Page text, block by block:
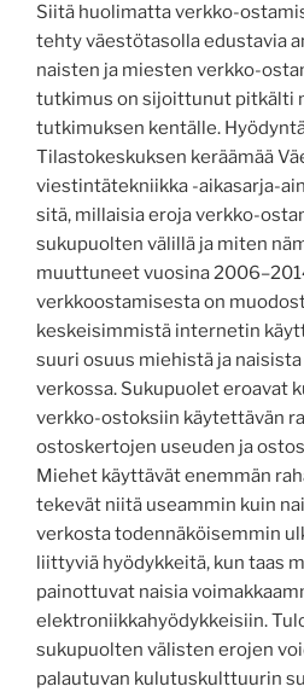
Siitä huolimatta verkko-
tehty väestötasolla edustavia
naisten ja miesten verkko-
tutkimus on sijoittunut pitkälti
tutkimuksen kentälle.
Tilastokeskuksen keräämää
viestintätekniikka -aikasarja-
sitä, millaisia eroja verkko-
sukupuolten välillä ja miten
muuttuneet vuosina
verkkoostamisesta on
keskeisimmistä internetin
suuri osuus miehistä ja
verkossa. Sukupuolet eroavat
verkko-ostoksiin käytettävän
ostoskertojen useuden ja
Miehet käyttävät enemmän
tekevät niitä useammin kuin
verkosta todennäköisemmin
liittyviä hyödykkeitä, kun taas
painottuvat naisia
elektroniikkahyödykkeisiin.
sukupuolten välisten erojen
palautuvan kulutuskulttuurin